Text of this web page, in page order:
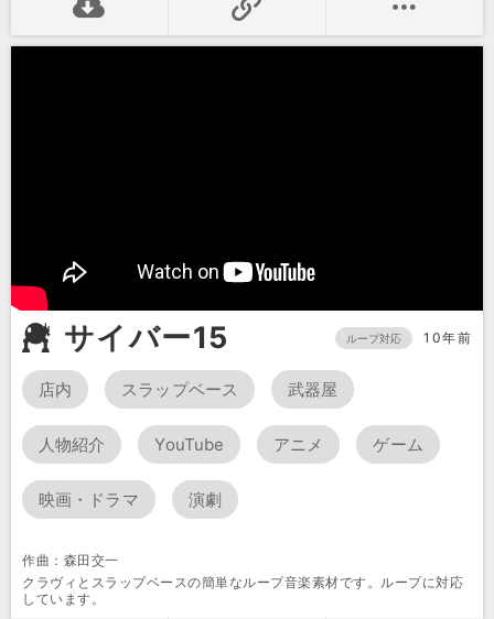
サイバー15 ループ対応 10年前
店内 スラップベース 武器屋
人物紹介 YouTube アニメ ゲーム
映画・ドラマ 演劇
作曲：森田交一
クラヴィとスラップベースの簡単なループ音楽素材です。ループに対応
しています。